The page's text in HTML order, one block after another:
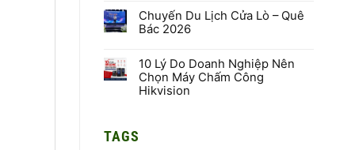
Là
Gì?
Công
Xử
Lý
Hình
Ảnh
Camera
bình
luận
ở
Lỗi
Khi
Chọn
Ổ
Chuyến Du Lịch Cửa Lò – Quê
Bác 2026
bình
luận
ở
Chuyến
–
10 Lý Do Doanh Nghiệp Nên
Chọn Máy Chấm Công
Hikvision
ở
TAGS